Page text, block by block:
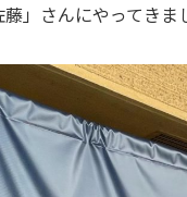
」さんにやってきま